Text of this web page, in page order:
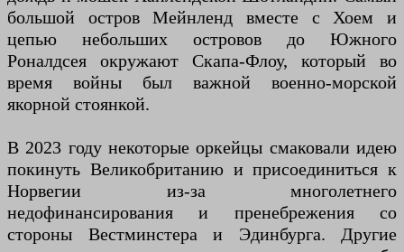
большой остров Мейнленд вместе с Хоем и
цепью небольших островов до Южного
Роналдсея окружают Скапа-Флоу, который во
время войны был важной военно-морской
якорной стоянкой.
В 2023 году некоторые оркейцы смаковали идею
покинуть Великобританию и присоединиться к
Норвегии из-за многолетнего
недофинансирования и пренебрежения со
стороны Вестминстера и Эдинбурга. Другие